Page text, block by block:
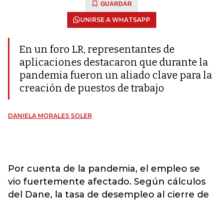
GUARDAR
UNIRSE A WHATSAPP
En un foro LR, representantes de
aplicaciones destacaron que durante la
pandemia fueron un aliado clave para la
creación de puestos de trabajo
DANIELA MORALES SOLER
Por cuenta de la pandemia, el empleo se
vio fuertemente afectado. Según cálculos
del Dane, la tasa de desempleo al cierre de